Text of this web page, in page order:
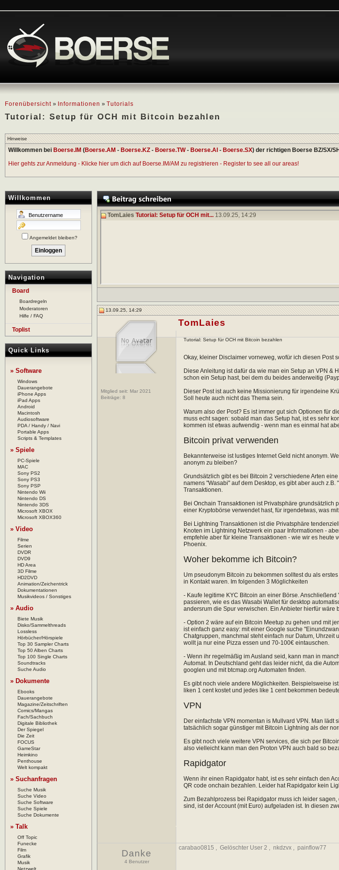
Forenübersicht » Informationen » Tutorials
Tutorial: Setup für OCH mit Bitcoin bezahlen
Hinweise
Willkommen bei Boerse.IM (Boerse.AM - Boerse.KZ - Boerse.TW- Boerse.AI - Boerse.SX) der richtigen Boerse BZ/SX/
Hier gehts zur Anmeldung - Klicke hier um dich auf Boerse.IM/AM zu registrieren - Register to see all our areas!
Willkommen
Angemeldet bleiben?
Navigation
Board
Boardregeln
Moderatoren
Hilfe / FAQ
Toplist
Quick Links
» Software
Windows
Dauerangebote
iPhone Apps
iPad Apps
Android
Macintosh
Audiosoftware
PDA / Handy / Navi
Portable Apps
Scripts & Templates
» Spiele
PC-Spiele
MAC
Sony PS2
Sony PS3
Sony PSP
Nintendo Wii
Nintendo DS
Nintendo 3DS
Microsoft XBOX
Microsoft XBOX360
» Video
Filme
Serien
DVDR
DVD9
HD Area
3D Filme
HD2DVD
Animation/Zeichentrick
Dokumentationen
Musikvideos / Sonstiges
» Audio
Biete Musik
Disko/Sammelthreads
Lossless
Hörbücher/Hörspiele
Top 30 Sampler Charts
Top 50 Alben Charts
Top 100 Single Charts
Soundtracks
Suche Audio
» Dokumente
Ebooks
Dauerangebote
Magazine/Zeitschriften
Comics/Mangas
Fach/Sachbuch
Digitale Bibliothek
Der Spiegel
Die Zeit
FOCUS
GameStar
Heimkino
Penthouse
Welt kompakt
» Suchanfragen
Suche Musik
Suche Video
Suche Software
Suche Spiele
Suche Dokumente
» Talk
Off Topic
Funecke
Film
Grafik
Musik
TomLaies Tutorial: Setup für OCH mit... 13.09.25, 14:29
13.09.25, 14:29
Mitglied seit: Mar 2021
Beiträge: 8
TomLaies
Tutorial: Setup für OCH mit Bitcoin bezahlen
Okay, kleiner Disclaimer vorneweg, wofür ich diesen Post
Diese Anleitung ist dafür da wie man ein Setup an VPN &
schon ein Setup hast, bei dem du beides anderweitig
Dieser Post ist auch keine Missionierung für irgendeine
Soll heute auch nicht das Thema sein.
Warum also der Post? Es ist immer gut sich Optionen für
muss echt sagen: sobald man das Setup hat, ist es sehr
kommen ist etwas aufwendig - wenn man es einmal hat
Bitcoin privat verwenden
Bekannterweise ist lustiges Internet Geld nicht anonym.
anonym zu bleiben?
Grundsätzlich gibt es bei Bitcoin 2 verschiedene Arten
namens "Wasabi" auf dem Desktop, es gibt aber auch
Transaktionen.
Bei Onchain Transaktionen ist Privatsphäre
einer Kryptobörse verwendet hast, für irgendetwas, was
Bei Lightning Transaktionen ist die Privatsphäre
Knoten im Lightning Netzwerk ein paar Informationen -
empfehle aber für kleine Transaktionen - wie wir es heute
Phoenix.
Woher bekomme ich Bitcoin?
Um pseudonym Bitcoin zu bekommen solltest du als
in Kontakt waren. Im folgenden 3 Möglichkeiten
- Kaufe legitime KYC Bitcoin an einer Börse.
passieren, wie es das Wasabi Wallet für desktop
andersrum die Spur verwischen. Ein Anbieter hierfür wäre
- Option 2 wäre auf ein Bitcoin Meetup zu gehen und mit
ist einfach ganz easy: mit einer Google suche
Chatgruppen, manchmal steht einfach nur Datum,
wollt ja nur eine Pizza essen und 70-100€ eintauschen.
- Wenn ihr regelmäßig im Ausland seid, kann man in
Automat. In Deutschland geht das leider nicht, da die
googlen und mit btcmap.org Automaten finden.
Es gibt noch viele andere Möglichkeiten. Beispielsweise
liken 1 cent kostet und jedes like 1 cent bekommen
VPN
Der einfachste VPN momentan is Mullvard VPN. Man
tatsächlich sogar günstiger mit Bitcoin Lightning als der
Es gibt noch viele weitere VPN services, die sich per
also vielleicht kann man den Proton VPN auch bald so
Rapidgator
Wenn ihr einen Rapidgator habt, ist es sehr einfach den
QR code onchain bezahlen. Leider hat Rapidgator kein
Zum Bezahlprozess bei Rapidgator muss ich leider
sind, ist der Account (mit Euro) aufgeladen ist. In diesen
Danke
4 Benutzer
carabao0815 , Gelöschter User 2 , nkdzvx , painflow77